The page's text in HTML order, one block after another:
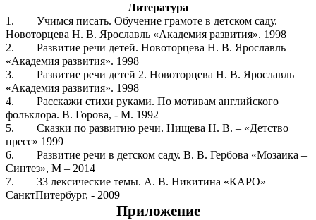
Литература
1. Учимся писать. Обучение грамоте в детском саду.
Новоторцева Н. В. Ярославль «Академия развития». 1998
2. Развитие речи детей. Новоторцева Н. В. Ярославль
«Академия развития». 1998
3. Развитие речи детей 2. Новоторцева Н. В. Ярославль
«Академия развития». 1998
4. Расскажи стихи руками. По мотивам английского
фольклора. В. Горова, - М. 1992
5. Сказки по развитию речи. Нищева Н. В. – «Детство
пресс» 1999
6. Развитие речи в детском саду. В. В. Гербова «Мозаика –
Синтез», М – 2014
7. 33 лексические темы. А. В. Никитина «КАРО»
СанктПитербург, - 2009
Приложение